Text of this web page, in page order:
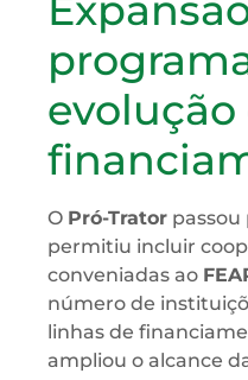
evolução
O Pró-Trator
permitiu incluir
conveniadas ao
número de
linhas de
ampliou o alcance